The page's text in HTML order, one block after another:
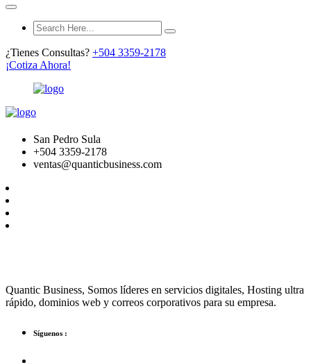
¿Tienes Consultas? +504 3359-2178
¡Cotiza Ahora!
San Pedro Sula
+504 3359-2178
ventas@quanticbusiness.com
Quantic Business, Somos líderes en servicios digitales, Hosting ultra
rápido, dominios web y correos corporativos para su empresa.
Síguenos :